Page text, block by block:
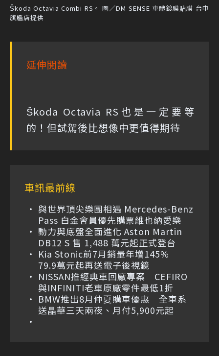
Škoda Octavia Combi RS。 圖／DM SENSE 車體鍍膜貼膜 台中
旗艦店提供
延伸閱讀
Škoda Octavia RS也是一定要等
的！但試駕後比想像中更值得期待
車訊最前線
與世界頂尖樂團相遇 Mercedes-Benz
Pass 白金會員優先購票維也納愛樂
動力與底盤全面進化 Aston Martin
DB12 S 售 1,488 萬元起正式登台
Kia Stonic前7月銷量年增145%
79.9萬元起再送電子後視鏡
NISSAN推經典車回廠專案 CEFIRO
與INFINITI老車原廠零件最低1折
BMW推出8月仲夏購車優惠 全車系
送晶華三天兩夜、月付5,900元起